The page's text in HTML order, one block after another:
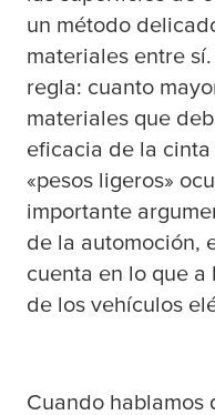
un método
materiales entre
regla: cuanto
materiales que
eficacia de la
«pesos ligeros»
importante
de la automoción,
cuenta en lo que a
de los vehículos
Cuando hablamos